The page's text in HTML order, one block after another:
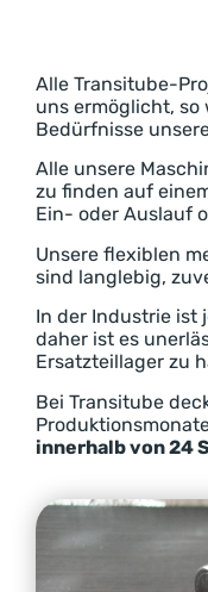
Alle Transitube-
uns ermöglicht,
Bedürfnisse
Alle unsere
zu finden auf
Ein- oder Auslauf
Unsere flexiblen
sind langlebig,
In der Industrie ist
daher ist es
Ersatzteillager zu
Bei Transitube
innerhalb von 24